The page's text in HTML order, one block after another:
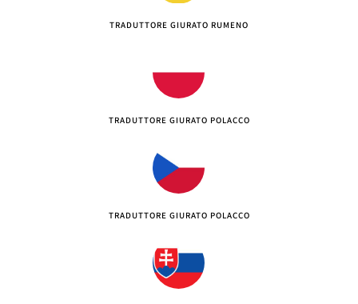
TRADUTTORE GIURATO RUMENO
TRADUTTORE GIURATO POLACCO
TRADUTTORE GIURATO POLACCO